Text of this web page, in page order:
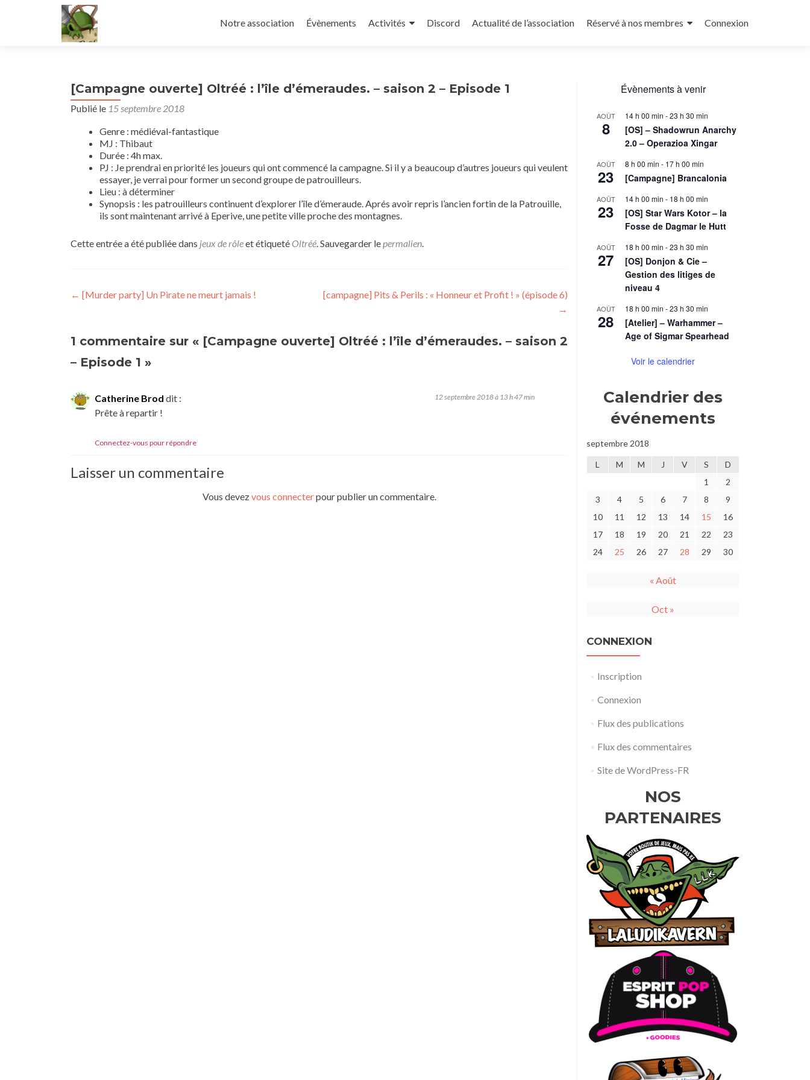
au
Notre association Évènements Activités Discord Actualité de l’association Réservé à nos membres Connexion
[Campagne ouverte] Oltréé : l’île d’émeraudes. – saison 2 – Episode 1
Publié le 15 septembre 2018
Genre : médiéval-fantastique
MJ : Thibaut
Durée : 4h max.
PJ : Je prendrai en priorité les joueurs qui ont commencé la campagne. Si il y a beaucoup d’autres joueurs qui veulent
essayer, je verrai pour former un second groupe de patrouilleurs.
Lieu : à déterminer
Synopsis : les patrouilleurs continuent d’explorer l’île d’émeraude. Aprés avoir repris l’ancien fortin de la Patrouille,
ils sont maintenant arrivé à Eperive, une petite ville proche des montagnes.
Cette entrée a été publiée dans jeux de rôleet étiqueté Oltréé. Sauvegarder lepermalien.
Navigation
l’article
← [Murder party] Un Pirate ne meurt jamais !
[campagne] Pits & Perils : « Honneur et Profit ! » (épisode 6)
→
1 commentaire sur « [Campagne ouverte] Oltréé : l’île d’émeraudes. – saison 2
– Episode 1 »
Catherine Brod dit : 12 septembre 2018 à 13 h 47 min
Prête à repartir !
Connectez-vous pour répondre
Laisser un commentaire
Vous devezvous connecterpour publier un commentaire.
Évènements à venir
AOÛT
8
14 h 00 min -23 h 30 min
[OS] – Shadowrun Anarchy
2.0 – Operazioa Xingar
AOÛT
23
8 h 00 min - 17 h 00 min
[Campagne] Brancalonia
AOÛT
23
14 h 00 min - 18 h 00 min
[OS] Star Wars Kotor – la
Fosse de Dagmar le Hutt
AOÛT
27
18 h 00 min -23 h 30 min
[OS] Donjon & Cie –
Gestion des litiges de
niveau 4
AOÛT
28
18 h 00 min -23 h 30 min
[Atelier] – Warhammer –
Age of Sigmar Spearhead
Voir le calendrier
Calendrier des
événements
septembre 2018
L M M J V S
D
1
2
3
4 5 6 7 8
9
10
11 12 13 14 15
16
17
18 19 20 21 22
23
24
25 26 27 28 29 30
« Août
Oct »
CONNEXION
Inscription
Connexion
Flux des publications
Flux des commentaires
Site de WordPress-FR
NOS
PARTENAIRES